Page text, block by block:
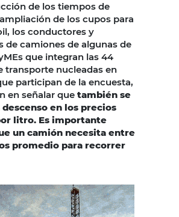
de los tiempos de
de los cupos para
los conductores y
de camiones de algunas de
que integran las 44
transporte nucleadas en
participan de la encuesta,
en señalar que también se
en los precios
litro. Es importante
un camión necesita entre
promedio para recorrer